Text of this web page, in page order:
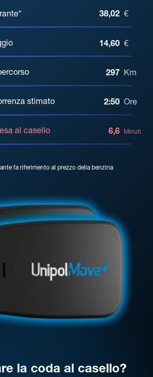
TEMPO DI
38,02 €
14,60 €
297 Km
stimato 2:50 Ore
al casello 6,6 Minuti
fa riferimento al prezzo della benzina
la coda al casello?